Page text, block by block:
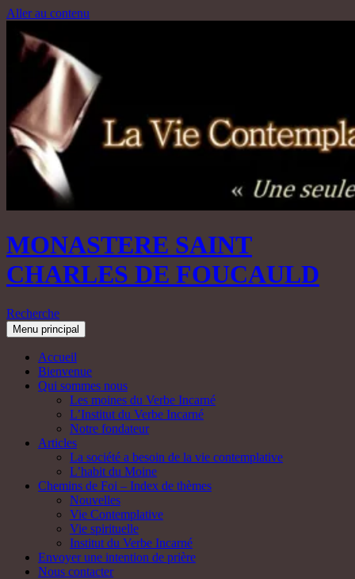
Aller au contenu
MONASTERE SAINT
CHARLES DE FOUCAULD
Recherche
Menu principal
Accueil
Bienvenue
Qui sommes nous
Les moines du Verbe Incarné
L’Institut du Verbe Incarné
Notre fondateur
Articles
La société a besoin de la vie contemplative
L’habit du Moine
Chemins de Foi – Index de thèmes
Nouvelles
Vie Contemplative
Vie spirituelle
Institut du Verbe Incarné
Envoyer une intention de prière
Nous contacter